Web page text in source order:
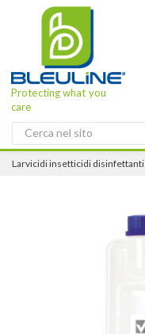
Protecting what you
care
Larvicidi insetticidi disinfettanti